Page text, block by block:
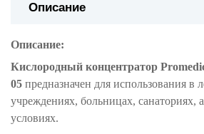
Описание
Описание:
Кислородный концентратор
05 предназначен для использования в
учреждениях, больницах, санаториях,
условиях.